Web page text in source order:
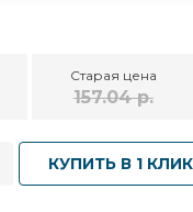
Старая цена
157.04 р.
КУПИТЬ В 1 КЛИК